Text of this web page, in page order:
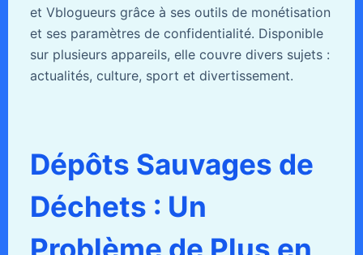
et Vblogueurs grâce à ses outils de monétisation
et ses paramètres de confidentialité. Disponible
sur plusieurs appareils, elle couvre divers sujets :
actualités, culture, sport et divertissement.
Dépôts Sauvages de
Déchets : Un